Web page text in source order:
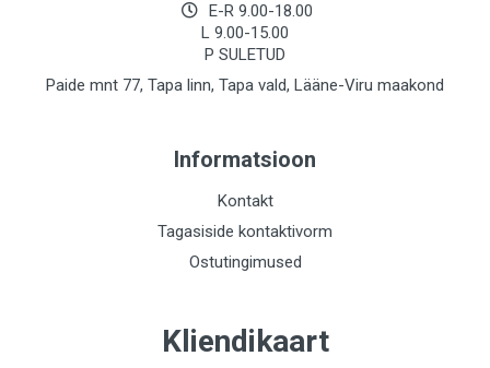
E-R 9.00-18.00
L 9.00-15.00
P SULETUD
Paide mnt 77, Tapa linn, Tapa vald, Lääne-Viru maakond
Informatsioon
Kontakt
Tagasiside kontaktivorm
Ostutingimused
Kliendikaart